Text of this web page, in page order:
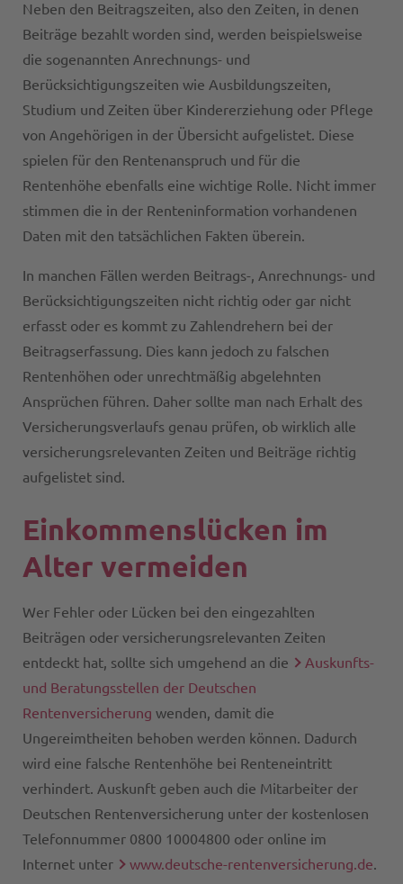
Neben den Beitragszeiten, also den Zeiten, in denen
Beiträge bezahlt worden sind, werden beispielsweise
die sogenannten Anrechnungs- und
Berücksichtigungszeiten wie Ausbildungszeiten,
Studium und Zeiten über Kindererziehung oder Pflege
von Angehörigen in der Übersicht aufgelistet. Diese
spielen für den Rentenanspruch und für die
Rentenhöhe ebenfalls eine wichtige Rolle. Nicht immer
stimmen die in der Renteninformation vorhandenen
Daten mit den tatsächlichen Fakten überein.
In manchen Fällen werden Beitrags-, Anrechnungs- und
Berücksichtigungszeiten nicht richtig oder gar nicht
erfasst oder es kommt zu Zahlendrehern bei der
Beitragserfassung. Dies kann jedoch zu falschen
Rentenhöhen oder unrechtmäßig abgelehnten
Ansprüchen führen. Daher sollte man nach Erhalt des
Versicherungsverlaufs genau prüfen, ob wirklich alle
versicherungsrelevanten Zeiten und Beiträge richtig
aufgelistet sind.
Einkommenslücken im
Alter vermeiden
Wer Fehler oder Lücken bei den eingezahlten
Beiträgen oder versicherungsrelevanten Zeiten
entdeckt hat, sollte sich umgehend an die
Auskunfts-
und Beratungsstellen der Deutschen
Rentenversicherung wenden, damit die
Ungereimtheiten behoben werden können. Dadurch
wird eine falsche Rentenhöhe bei Renteneintritt
verhindert. Auskunft geben auch die Mitarbeiter der
Deutschen Rentenversicherung unter der kostenlosen
Telefonnummer 0800 10004800 oder online im
Internet unter
www.deutsche-rentenversicherung.de.